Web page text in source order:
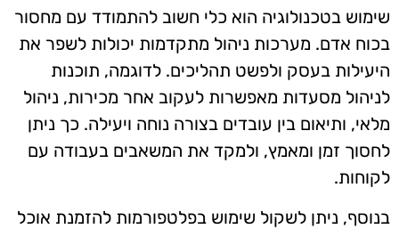
שימוש בטכנולוגיה הוא כלי חשוב להתמודד עם מחסור
בכוח אדם. מערכות ניהול מתקדמות יכולות לשפר את
היעילות בעסק ולפשט תהליכים. לדוגמה, תוכנות
לניהול מסעדות מאפשרות לעקוב אחר מכירות, ניהול
מלאי, ותיאום בין עובדים בצורה נוחה ויעילה. כך ניתן
לחסוך זמן ומאמץ, ולמקד את המשאבים בעבודה עם
לקוחות.
בנוסף, ניתן לשקול שימוש בפלטפורמות להזמנת אוכל